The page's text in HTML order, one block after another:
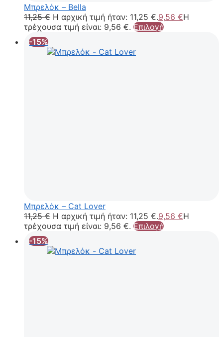
Μπρελόκ – Bella
11,25€ Η αρχική τιμή ήταν: 11,25 €.9,56 €Η
τρέχουσα τιμή είναι: 9,56 €. Επιλογή
-15%
Μπρελόκ – Cat Lover
11,25€ Η αρχική τιμή ήταν: 11,25 €.9,56 €Η
τρέχουσα τιμή είναι: 9,56 €. Επιλογή
-15%